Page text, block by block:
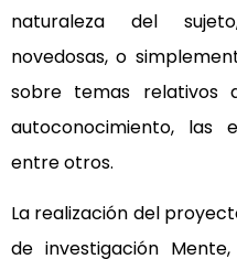
naturaleza del
novedosas, o
sobre temas relativos
autoconocimiento, las
entre otros.
La realización del
de investigación